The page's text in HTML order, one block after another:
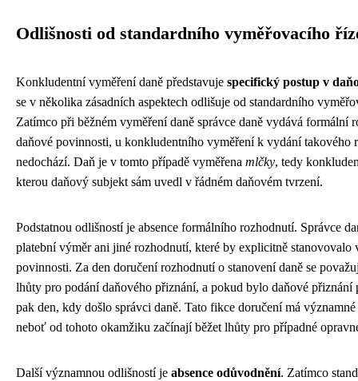
Odlišnosti od standardního vyměřovacího
Konkludentní vyměření daně představuje specifický postup v
se v několika zásadních aspektech odlišuje od standardního
Zatímco při běžném vyměření daně správce daně vydává formální
daňové povinnosti, u konkludentního vyměření k vydání takového
nedochází. Daň je v tomto případě vyměřena mlčky, tedy
kterou daňový subjekt sám uvedl v řádném daňovém tvrzení.
Podstatnou odlišností je absence formálního rozhodnutí. Správce
platební výměr ani jiné rozhodnutí, které by explicitně stanovovalo
povinnosti. Za den doručení rozhodnutí o stanovení daně se
lhůty pro podání daňového přiznání, a pokud bylo daňové přiznání
pak den, kdy došlo správci daně. Tato fikce doručení má
neboť od tohoto okamžiku začínají běžet lhůty pro případné
Další významnou odlišností je absence odůvodnění. Zatímco